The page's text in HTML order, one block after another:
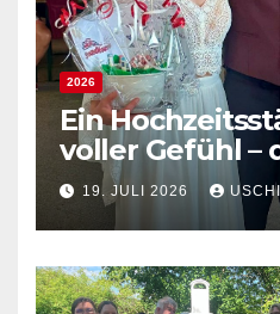
2026
Ein
voller Gefühl –
gratuliert
Sébastien
19. JULI 2026